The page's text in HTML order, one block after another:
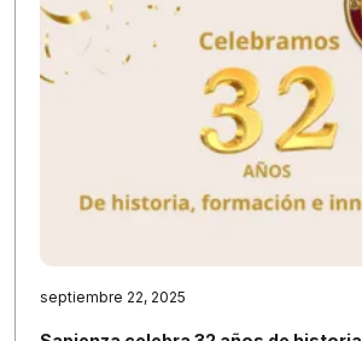
septiembre 22, 2025